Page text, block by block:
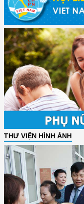
THƯ VIỆN HÌNH ẢNH